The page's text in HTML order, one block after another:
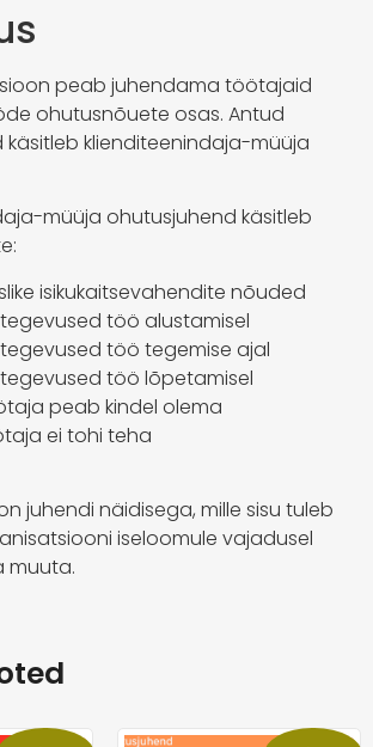
peab juhendama töötajaid
ohutusnõuete osas. Antud
klienditeenindaja-müüja
müüja ohutusjuhend käsitleb
isikukaitsevahendite nõuded
töö alustamisel
töö tegemise ajal
töö lõpetamisel
peab kindel olema
ei tohi teha
juhendi näidisega, mille sisu tuleb
iseloomule vajadusel
muuta.